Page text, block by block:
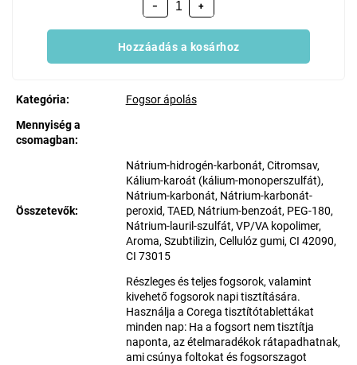
+
−
Hozzáadás a kosárhoz
Kategória:
Fogsor ápolás
Mennyiség a
csomagban:
Összetevők:
Nátrium-hidrogén-karbonát, Citromsav,
Kálium-karoát (kálium-monoperszulfát),
Nátrium-karbonát, Nátrium-karbonát-
peroxid, TAED, Nátrium-benzoát, PEG-180,
Nátrium-lauril-szulfát, VP/VA kopolimer,
Aroma, Szubtilizin, Cellulóz gumi, CI 42090,
CI 73015
Részleges és teljes fogsorok, valamint
kivehető fogsorok napi tisztítására.
Használja a Corega tisztítótablettákat
minden nap: Ha a fogsort nem tisztítja
naponta, az ételmaradékok rátapadhatnak,
ami csúnya foltokat és fogsorszagot